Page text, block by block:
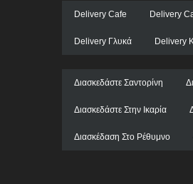
Delivery Cafe Delivery
Delivery Γλυκά Delivery
Διασκεδάστε Σαντορίνη
Διασκεδάστε Στην Ικαρία
Διασκέδαση Στο Ρέθυμνο